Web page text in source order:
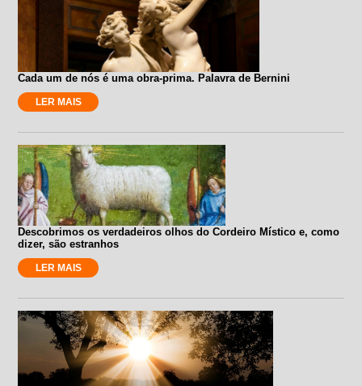
Cada um de nós é uma obra-prima. Palavra de Bernini
LER MAIS
Descobrimos os verdadeiros olhos do Cordeiro Místico e, como
dizer, são estranhos
LER MAIS